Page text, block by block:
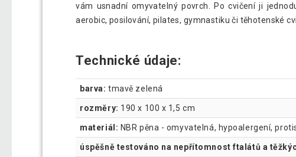
vám usnadní omyvatelný povrch. Po cvičení ji
aerobic, posilování, pilates, gymnastiku či těhotenské
Technické údaje:
barva: tmavě zelená
rozměry: 190 x 100 x 1,5 cm
materiál: NBR pěna - omyvatelná, hypoalergení,
úspěšně testováno na nepřítomnost ftalátů a